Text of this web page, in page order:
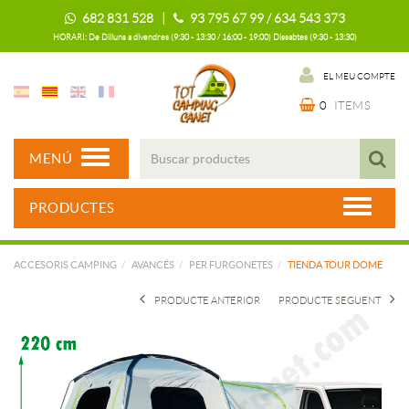
682 831 528 | 93 795 67 99 / 634 543 373
HORARI: De Dilluns a divendres (9:30 - 13:30 / 16:00 - 19:00) Dissabtes (9:30 - 13:30)
EL MEU COMPTE
0 ITEMS
MENÚ
PRODUCTES
ACCESORIS CAMPING AVANCÉS PER FURGONETES TIENDA TOUR DOME
PRODUCTE SEGUENT
PRODUCTE ANTERIOR